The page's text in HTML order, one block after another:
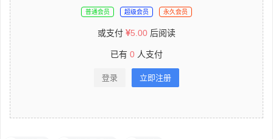
普通会员 超级会员 永久会员
或支付 5.00 后阅读
已有 0 人支付
登录 立即注册